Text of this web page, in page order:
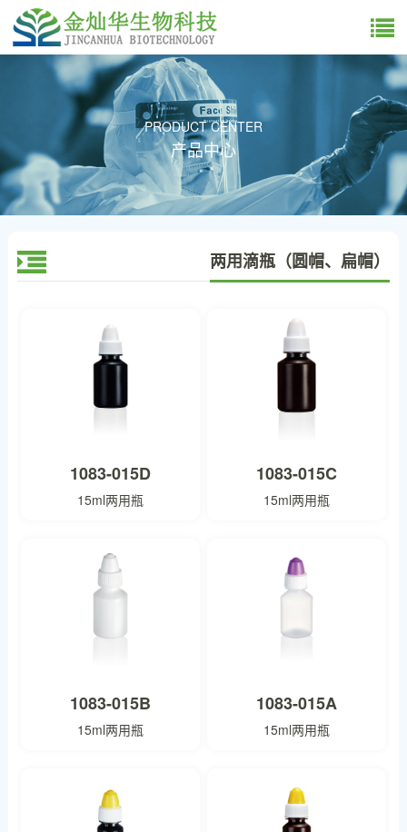
PRODUCT CENTER
产品中心
两用滴瓶（圆帽、扁帽）
1083-015D
15ml两用瓶
1083-015C
15ml两用瓶
1083-015B
15ml两用瓶
1083-015A
15ml两用瓶